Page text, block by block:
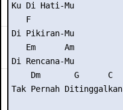
Ku Di Hati-Mu
   F
Di Pikiran-Mu
   Em      Am
Di Rencana-Mu
    Dm       G      C
Tak Pernah Ditinggalkan